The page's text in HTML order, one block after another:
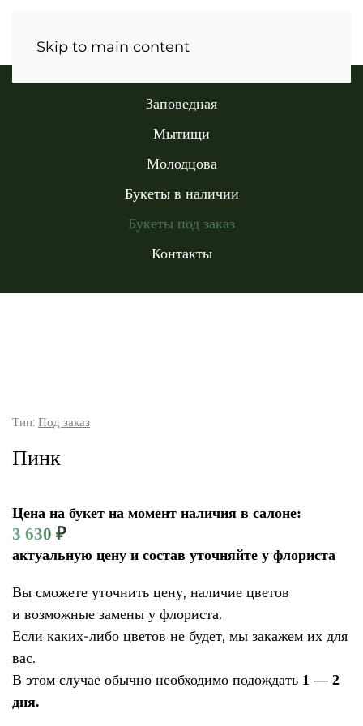
Skip to main content
Заповедная
Мытищи
Молодцова
Букеты в наличии
Букеты под заказ
Контакты
Тип: Под заказ
Пинк
Цена на букет на момент наличия в салоне:
3 630 ₽
актуальную цену и состав уточняйте у флориста
Вы сможете уточнить цену, наличие цветов
и возможные замены у флориста.
Если каких-либо цветов не будет, мы закажем их для
вас.
В этом случае обычно необходимо подождать 1 — 2
дня.